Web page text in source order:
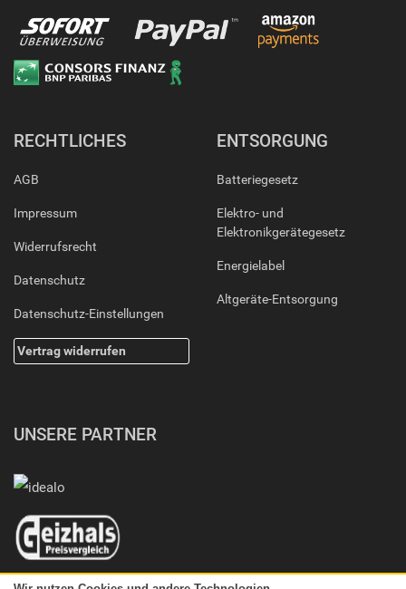
RECHTLICHES
AGB
Impressum
Widerrufsrecht
Datenschutz
Datenschutz-Einstellungen
Vertrag widerrufen
ENTSORGUNG
Batteriegesetz
Elektro- und
Elektronikgerätegesetz
Energielabel
Altgeräte-Entsorgung
UNSERE PARTNER